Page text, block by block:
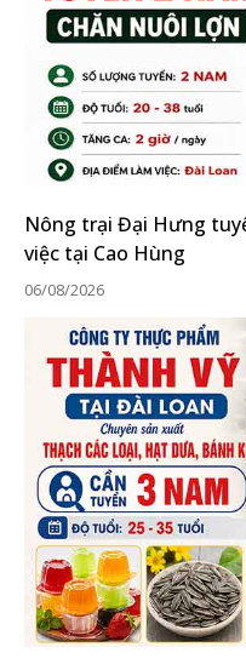
Nông trại Đại Hưng
việc tại Cao Hùng
06/08/2026